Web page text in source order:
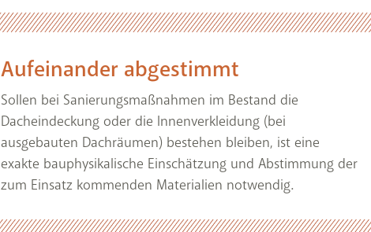
Aufeinander abgestimmt
Sollen bei Sanierungsmaßnahmen im Bestand die
Dacheindeckung oder die Innenverkleidung (bei
ausgebauten Dachräumen) bestehen bleiben, ist eine
exakte bauphysikalische Einschätzung und Abstimmung der
zum Einsatz kommenden Materialien notwendig.